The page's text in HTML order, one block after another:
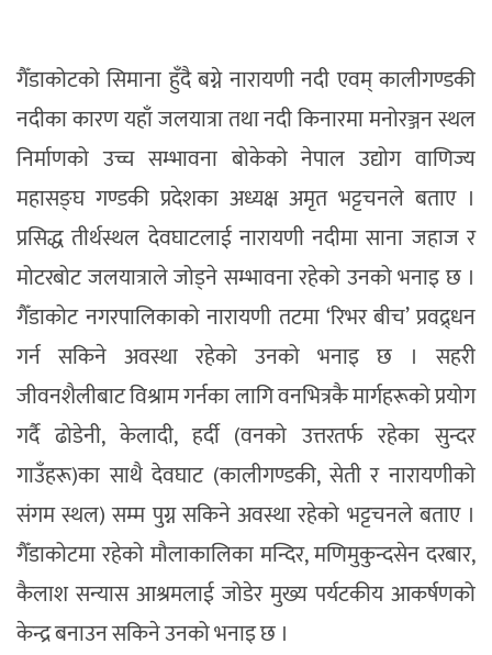
गैँडाकोटको सिमाना हुँदै बग्ने नारायणी नदी एवम् कालीगण्डकी
नदीका कारण यहाँ जलयात्रा तथा नदी किनारमा मनोरञ्जन स्थल
निर्माणको उच्च सम्भावना बोकेको नेपाल उद्योग वाणिज्य
महासङ्घ गण्डकी प्रदेशका अध्यक्ष अमृत भट्टचनले बताए ।
प्रसिद्ध तीर्थस्थल देवघाटलाई नारायणी नदीमा साना जहाज र
मोटरबोट जलयात्राले जोड्ने सम्भावना रहेको उनको भनाइ छ ।
गैँडाकोट नगरपालिकाको नारायणी तटमा ‘रिभर बीच’ प्रवद्र्धन
गर्न सकिने अवस्था रहेको उनको भनाइ छ । सहरी
जीवनशैलीबाट विश्राम गर्नका लागि वनभित्रकै मार्गहरूको प्रयोग
गर्दै ढोडेनी, केलादी, हर्दी (वनको उत्तरतर्फ रहेका सुन्दर
गाउँहरू)का साथै देवघाट (कालीगण्डकी, सेती र नारायणीको
संगम स्थल) सम्म पुग्न सकिने अवस्था रहेको भट्टचनले बताए ।
गैँडाकोटमा रहेको मौलाकालिका मन्दिर, मणिमुकुन्दसेन दरबार,
कैलाश सन्यास आश्रमलाई जोडेर मुख्य पर्यटकीय आकर्षणको
केन्द्र बनाउन सकिने उनको भनाइ छ ।